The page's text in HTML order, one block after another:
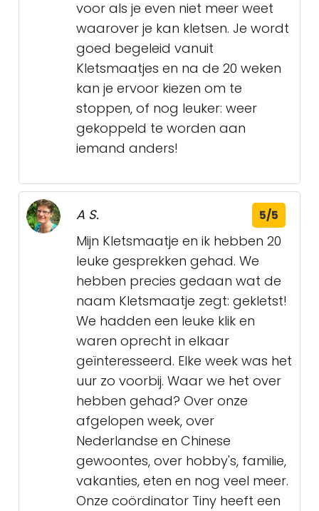
voor als je even niet meer weet
waarover je kan kletsen. Je wordt
goed begeleid vanuit
Kletsmaatjes en na de 20 weken
kan je ervoor kiezen om te
stoppen, of nog leuker: weer
gekoppeld te worden aan
iemand anders!
A S. 5/5
Mijn Kletsmaatje en ik hebben 20
leuke gesprekken gehad. We
hebben precies gedaan wat de
naam Kletsmaatje zegt: gekletst!
We hadden een leuke klik en
waren oprecht in elkaar
geïnteresseerd. Elke week was het
uur zo voorbij. Waar we het over
hebben gehad? Over onze
afgelopen week, over
Nederlandse en Chinese
gewoontes, over hobby's, familie,
vakanties, eten en nog veel meer.
Onze coördinator Tiny heeft een